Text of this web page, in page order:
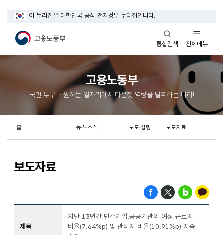
이 누리집은 대한민국 공식 전자정부 누리집입니다.
통합검색
열기
전체메뉴
열기
고용노동부
국민 누구나 원하는 일자리에서 마음껏 역량을 발휘하는 나라!
보도자료
홈 뉴스·소식 보도·설명 보도자료
제목
지난 13년간 민간기업.공공기관의 여성 근로자
비율(7.64%p) 및 관리자 비율(10.91%p) 지속